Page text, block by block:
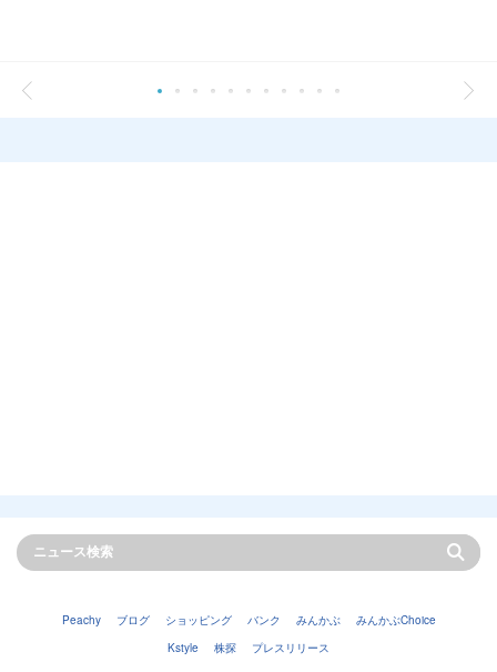
Peachy ブログ ショッピング バンク みんかぶ
みんかぶChoice
Kstyle
株探 プレスリリース